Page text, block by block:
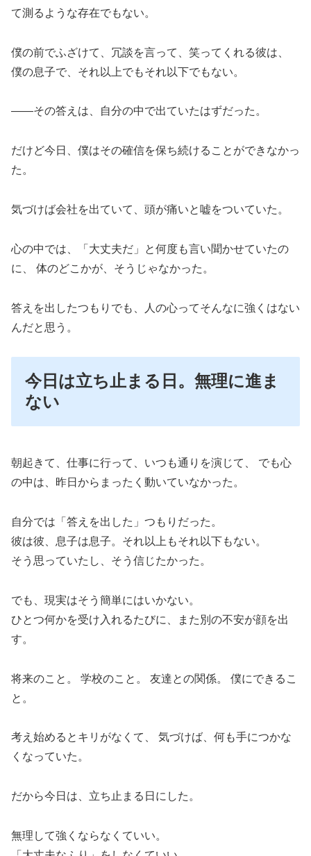
て測るような存在でもない。
僕の前でふざけて、冗談を言って、笑ってくれる彼は、
僕の息子で、それ以上でもそれ以下でもない。
——その答えは、自分の中で出ていたはずだった。
だけど今日、僕はその確信を保ち続けることができなかっ
た。
気づけば会社を出ていて、頭が痛いと嘘をついていた。
心の中では、「大丈夫だ」と何度も言い聞かせていたの
に、 体のどこかが、そうじゃなかった。
答えを出したつもりでも、人の心ってそんなに強くはない
んだと思う。
今日は立ち止まる日。無理に進ま
ない
朝起きて、仕事に行って、いつも通りを演じて、 でも心
の中は、昨日からまったく動いていなかった。
自分では「答えを出した」つもりだった。
彼は彼、息子は息子。それ以上もそれ以下もない。
そう思っていたし、そう信じたかった。
でも、現実はそう簡単にはいかない。
ひとつ何かを受け入れるたびに、また別の不安が顔を出
す。
将来のこと。 学校のこと。 友達との関係。 僕にできるこ
と。
考え始めるとキリがなくて、 気づけば、何も手につかな
くなっていた。
だから今日は、立ち止まる日にした。
無理して強くならなくていい。